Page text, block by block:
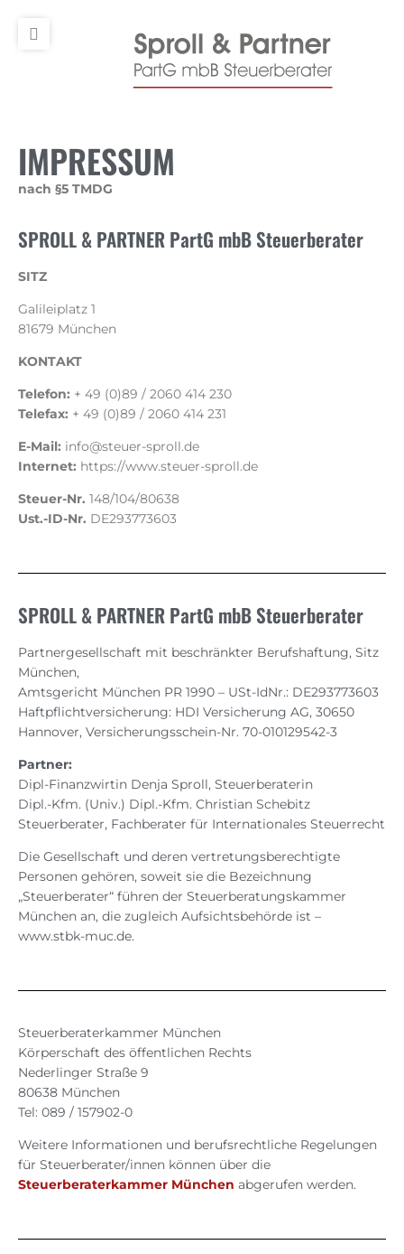
IMPRESSUM
nach §5 TMDG
SPROLL & PARTNER PartG mbB Steuerberater
SITZ
Galileiplatz 1
81679 München
KONTAKT
Telefon: + 49 (0)89 / 2060 414 230
Telefax: + 49 (0)89 / 2060 414 231
E-Mail: info@steuer-sproll.de
Internet: https://www.steuer-sproll.de
Steuer-Nr. 148/104/80638
Ust.-ID-Nr. DE293773603
SPROLL & PARTNER PartG mbB Steuerberater
Partnergesellschaft mit beschränkter Berufshaftung, Sitz
München,
Amtsgericht München PR 1990 – USt-IdNr.: DE293773603
Haftpflichtversicherung: HDI Versicherung AG, 30650
Hannover, Versicherungsschein-Nr. 70-010129542-3
Partner:
Dipl-Finanzwirtin Denja Sproll, Steuerberaterin
Dipl.-Kfm. (Univ.) Dipl.-Kfm. Christian Schebitz
Steuerberater, Fachberater für Internationales Steuerrecht
Die Gesellschaft und deren vertretungsberechtigte
Personen gehören, soweit sie die Bezeichnung
„Steuerberater“ führen der Steuerberatungskammer
München an, die zugleich Aufsichtsbehörde ist –
www.stbk-muc.de.
Steuerberaterkammer München
Körperschaft des öffentlichen Rechts
Nederlinger Straße 9
80638 München
Tel: 089 / 157902-0
Weitere Informationen und berufsrechtliche Regelungen
für Steuerberater/innen können über die
Steuerberaterkammer München abgerufen werden.